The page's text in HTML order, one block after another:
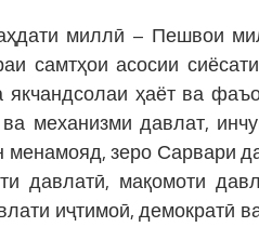
миллӣ – Пешвои
самтҳои асосии
ҳаёт ва
механизми давлат,
менамояд, зеро Сарвари
давлатӣ, мақомоти
иҷтимоӣ, демократӣ